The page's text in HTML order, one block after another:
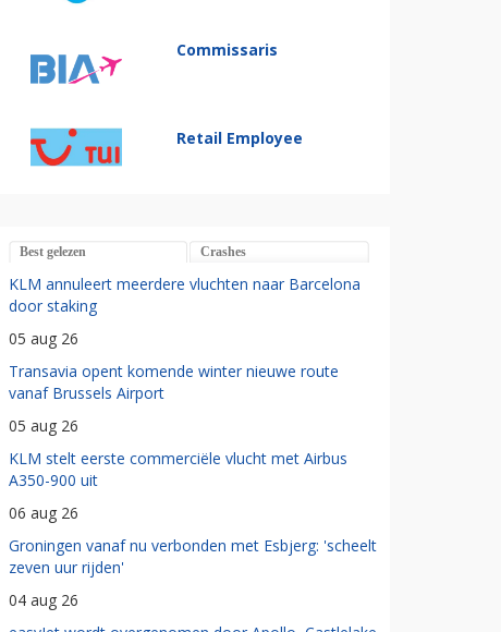
Commissaris
Retail Employee
Best gelezen Crashes
KLM annuleert meerdere vluchten naar Barcelona
door staking
05 aug 26
Transavia opent komende winter nieuwe route
vanaf Brussels Airport
05 aug 26
KLM stelt eerste commerciële vlucht met Airbus
A350-900 uit
06 aug 26
Groningen vanaf nu verbonden met Esbjerg: 'scheelt
zeven uur rijden'
04 aug 26